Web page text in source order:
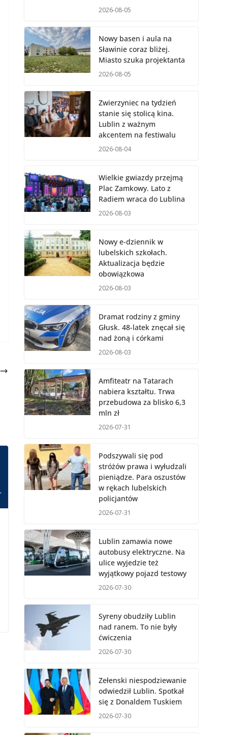
2026-08-05
Nowy basen i aula na
Sławinie coraz bliżej.
Miasto szuka projektanta
2026-08-05
Zwierzyniec na tydzień
stanie się stolicą kina.
Lublin z ważnym
akcentem na festiwalu
2026-08-04
Wielkie gwiazdy przejmą
Plac Zamkowy. Lato z
Radiem wraca do Lublina
2026-08-03
Nowy e-dziennik w
lubelskich szkołach.
Aktualizacja będzie
obowiązkowa
2026-08-03
Dramat rodziny z gminy
Głusk. 48-latek znęcał się
nad żoną i córkami
2026-08-03
Amfiteatr na Tatarach
nabiera kształtu. Trwa
przebudowa za blisko 6,3
mln zł
2026-07-31
Podszywali się pod
stróżów prawa i wyłudzali
pieniądze. Para oszustów
w rękach lubelskich
policjantów
2026-07-31
Lublin zamawia nowe
autobusy elektryczne. Na
ulice wyjedzie też
wyjątkowy pojazd testowy
2026-07-30
Syreny obudziły Lublin
nad ranem. To nie były
ćwiczenia
2026-07-30
Zełenski niespodziewanie
odwiedził Lublin. Spotkał
się z Donaldem Tuskiem
2026-07-30